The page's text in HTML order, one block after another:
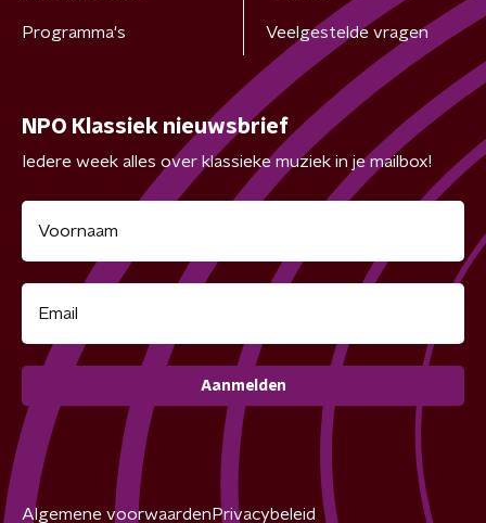
Programma's Veelgestelde vragen
NPO Klassiek nieuwsbrief
Iedere week alles over klassieke muziek in je mailbox!
Aanmelden
Algemene voorwaarden Privacybeleid